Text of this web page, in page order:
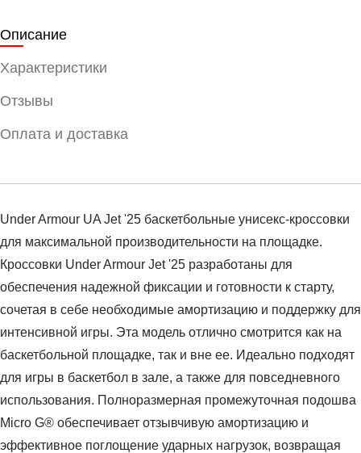
Описание
Характеристики
Отзывы
Оплата и доставка
Under Armour UA Jet '25 баскетбольные унисекс-кроссовки
для максимальной производительности на площадке.
Кроссовки Under Armour Jet '25 разработаны для
обеспечения надежной фиксации и готовности к старту,
сочетая в себе необходимые амортизацию и поддержку для
интенсивной игры. Эта модель отлично смотрится как на
баскетбольной площадке, так и вне ее. Идеально подходят
для игры в баскетбол в зале, а также для повседневного
использования. Полноразмерная промежуточная подошва
Micro G® обеспечивает отзывчивую амортизацию и
эффективное поглощение ударных нагрузок, возвращая